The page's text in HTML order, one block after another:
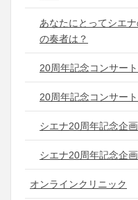
あなたにとってシエ
の奏者は？
20周年記念コンサー
20周年記念コンサー
シエナ20周年記念企
シエナ20周年記念企
オンラインクリニック